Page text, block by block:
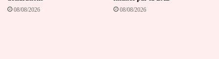
08/08/2026 08/08/2026